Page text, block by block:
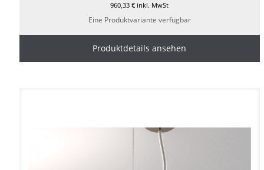
960,33€ inkl. MwSt
Eine Produktvariante verfügbar
Produktdetails ansehen